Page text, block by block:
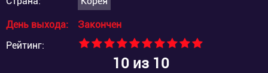
День выхода:
Закончен
Рейтинг:
10из 10